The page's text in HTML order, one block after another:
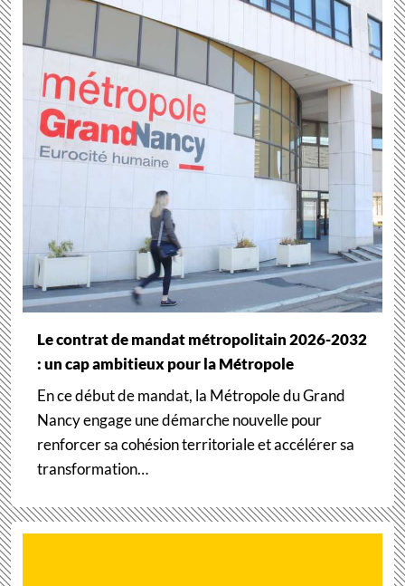
Le contrat de mandat métropolitain 2026-2032
: un cap ambitieux pour la Métropole
En ce début de mandat, la Métropole du Grand
Nancy engage une démarche nouvelle pour
renforcer sa cohésion territoriale et accélérer sa
transformation…